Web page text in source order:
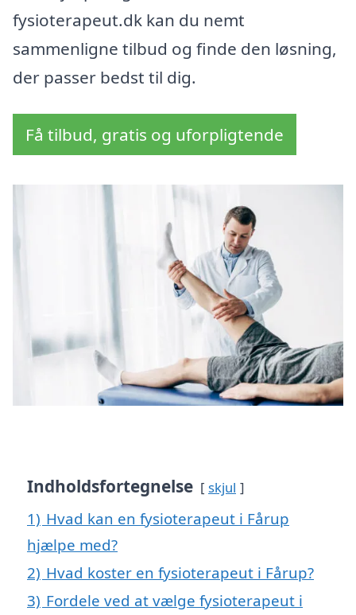
fysioterapeut.dk kan du nemt
sammenligne tilbud og finde den løsning,
der passer bedst til dig.
Få tilbud, gratis og uforpligtende
Indholdsfortegnelse skjul
1) Hvad kan en fysioterapeut i Fårup
hjælpe med?
2) Hvad koster en fysioterapeut i Fårup?
3) Fordele ved at vælge fysioterapeut i